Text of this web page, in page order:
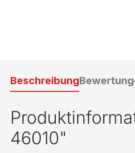
Beschreibung
46010"